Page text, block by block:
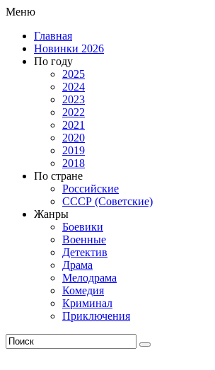
Меню
Главная
Новинки 2026
По году
2025
2024
2023
2022
2021
2020
2019
2018
По стране
Российские
СССР (Советские)
Жанры
Боевики
Военные
Детектив
Драма
Мелодрама
Комедия
Криминал
Приключения